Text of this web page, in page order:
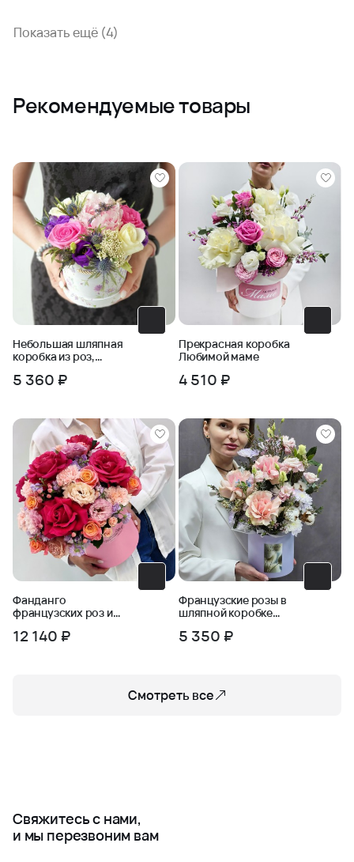
Показать ещё (4)
Рекомендуемые товары
Небольшая шляпная
коробка из роз,
5 360 ₽
Прекрасная коробка
Любимой маме
4 510 ₽
Фанданго
французских роз и
12 140 ₽
Французские розы в
шляпной коробке
5 350 ₽
Смотреть все
Свяжитесь с нами,
и мы перезвоним вам